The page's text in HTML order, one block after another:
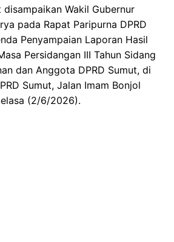
Wakil Gubernur
pada Rapat Paripurna DPRD
Penyampaian Laporan Hasil
Persidangan III Tahun Sidang
dan Anggota DPRD Sumut, di
Sumut, Jalan Imam Bonjol
(2/6/2026).